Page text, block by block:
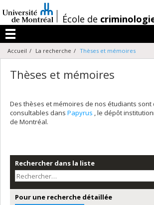
au
contenu
/École de
Menu
Accueil La recherche Thèses et mémoires
Thèses et mémoires
Des thèses et mémoires de nos étudiants sont
consultables dans Papyrus , le dépôt
de Montréal.
Rechercher dans la liste
Pour une recherche détaillée